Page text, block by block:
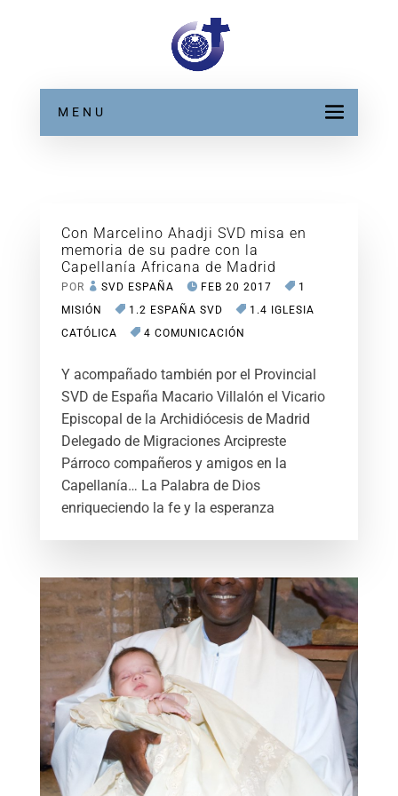
MENU
Con Marcelino Ahadji SVD misa en
memoria de su padre con la
Capellanía Africana de Madrid
POR SVD ESPAÑA FEB 20 2017
1
MISIÓN
1.2 ESPAÑA SVD
1.4 IGLESIA
CATÓLICA
4 COMUNICACIÓN
Y acompañado también por el Provincial
SVD de España Macario Villalón el Vicario
Episcopal de la Archidiócesis de Madrid
Delegado de Migraciones Arcipreste
Párroco compañeros y amigos en la
Capellanía… La Palabra de Dios
enriqueciendo la fe y la esperanza